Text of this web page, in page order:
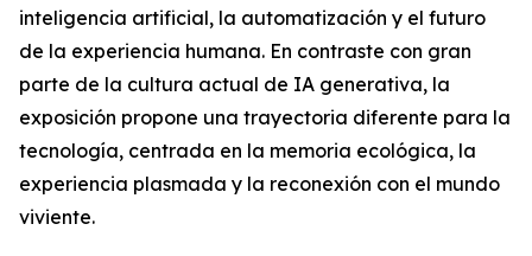
inteligencia artificial, la automatización y el futuro
de la experiencia humana. En contraste con gran
parte de la cultura actual de IA generativa, la
exposición propone una trayectoria diferente para la
tecnología, centrada en la memoria ecológica, la
experiencia plasmada y la reconexión con el mundo
viviente.